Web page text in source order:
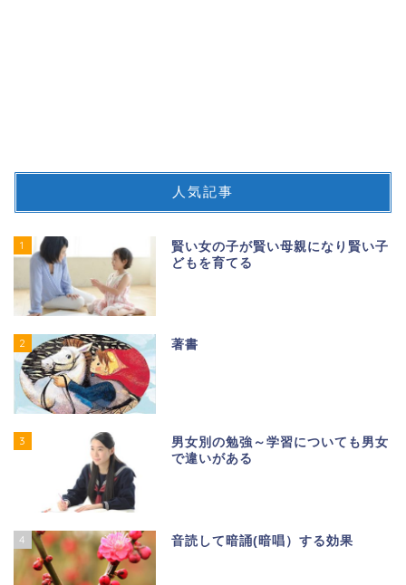
人気記事
1
賢い女の子が賢い母親になり賢い子
どもを育てる
2 著書
3
男女別の勉強～学習についても男女
で違いがある
4 音読して暗誦(暗唱）する効果